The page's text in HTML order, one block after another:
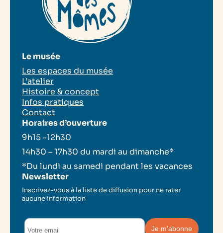
Le musée
Les espaces du musée
L’atelier
Histoire & concept
Infos pratiques
Contact
Horaires d’ouverture
9h15 -12h30
14h30 – 17h30 du mardi au dimanche*
*Du lundi au samedi pendant les vacances
Newsletter
Inscrivez-vous à la liste de diffusion pour ne rater
aucune information